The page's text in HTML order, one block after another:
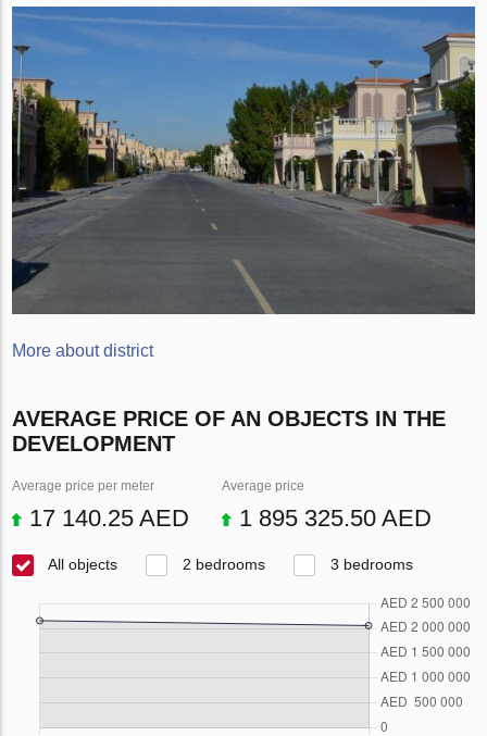
More about district
AVERAGE PRICE OF AN OBJECTS IN THE
DEVELOPMENT
Average price per meter
17 140.25 AED
Average price
1 895 325.50 AED
All objects 2 bedrooms 3 bedrooms